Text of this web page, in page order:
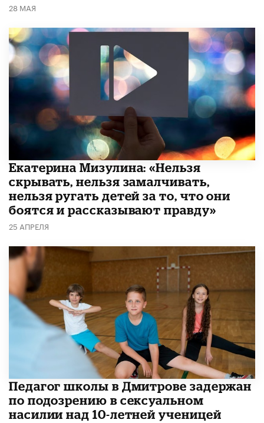
28 МАЯ
Екатерина Мизулина: «Нельзя
скрывать, нельзя замалчивать,
нельзя ругать детей за то, что они
боятся и рассказывают правду»
25 АПРЕЛЯ
Педагог школы в Дмитрове задержан
по подозрению в сексуальном
насилии над 10-летней ученицей